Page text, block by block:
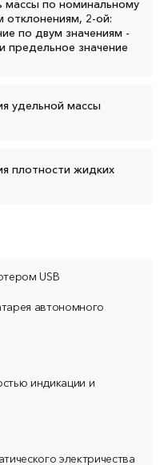
массы по номинальному
отклонениям, 2-ой:
по двум значениям -
предельное значение
удельной массы
плотности жидких
USB
автономного
индикации и
электричества